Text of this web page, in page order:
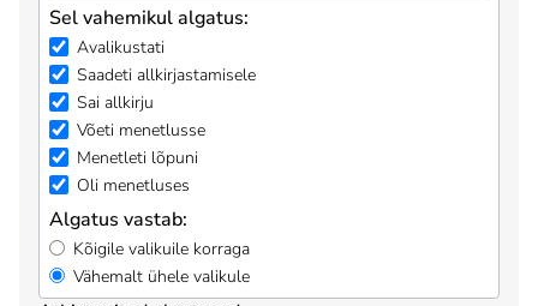
Sel vahemikul algatus:
Avalikustati
Saadeti allkirjastamisele
Sai allkirju
Võeti menetlusse
Menetleti lõpuni
Oli menetluses
Algatus vastab:
Kõigile valikuile korraga
Vähemalt ühele valikule